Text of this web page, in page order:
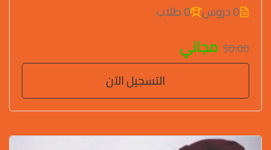
0 دروس
0 طلاب
$0.00 مجاني
التسجيل الآن